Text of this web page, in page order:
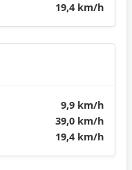
19,4 km/h
9,9 km/h
39,0 km/h
19,4 km/h